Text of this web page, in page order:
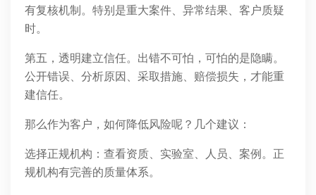
有复核机制。特别是重大案件、异常结果、客户质疑
时。
第五，透明建立信任。出错不可怕，可怕的是隐瞒。
公开错误、分析原因、采取措施、赔偿损失，才能重
建信任。
那么作为客户，如何降低风险呢？几个建议：
选择正规机构：查看资质、实验室、人员、案例。正
规机构有完善的质量体系。